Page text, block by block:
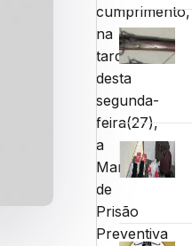
cumprimento,
na
tarde
desta
segunda-
feira(27),
a
Mandado
de
Prisão
Preventiva